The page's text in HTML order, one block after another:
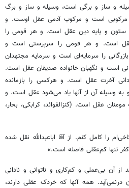
و ساز و برگی است، وسیله و ساز و برگ
است و مرکوب آدمی عقل اوست. و
ستون و پایه دین عقل است. و هر قومی را
است. و هر قومی را سرپرستی است و
را سرمایه‌ای است و سرمایه مجتهدان
است و نگهبان خانواده صدیقان عقل است.
آخرت عقل است. و هرکسی را بازمانده
به وسیله آن از آنها یاد می‌شود عقل است. و
عقل است. (کنزالفوائد، کرابکی، بحار،
را کامل کنم. از آقا اباعبدالله نقل شده
تنها کم‌عقلی فاصله است.»
آن بی‌عملی و کم‌کاری و ناتوانی و نادانی
همه آنها که خردک عقلی دارند،